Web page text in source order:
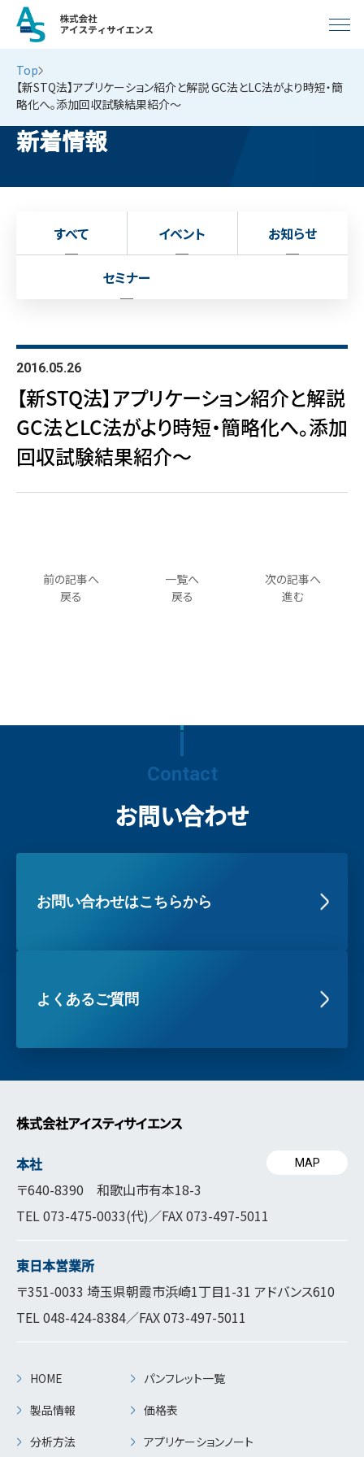
Top
【新STQ法】アプリケーション紹介と解説 GC法とLC法がより時短・簡
略化へ。添加回収試験結果紹介～
新着情報
すべて イベント お知らせ
セミナー
2016.05.26
【新STQ法】アプリケーション紹介と解説
GC法とLC法がより時短・簡略化へ。添加
回収試験結果紹介～
一覧へ
戻る
前の記事へ
戻る
次の記事へ
進む
Contact
お問い合わせ
お問い合わせはこちらから
よくあるご質問
株式会社アイスティサイエンス
本社
〒640-8390 和歌山市有本18-3
TEL073-475-0033(代)／FAX 073-497-5011
MAP
東日本営業所
〒351-0033 埼玉県朝霞市浜崎1丁目1-31 アドバンス610
TEL048-424-8384／FAX 073-497-5011
HOME
製品情報
分析方法
パンフレット一覧
価格表
アプリケーションノート